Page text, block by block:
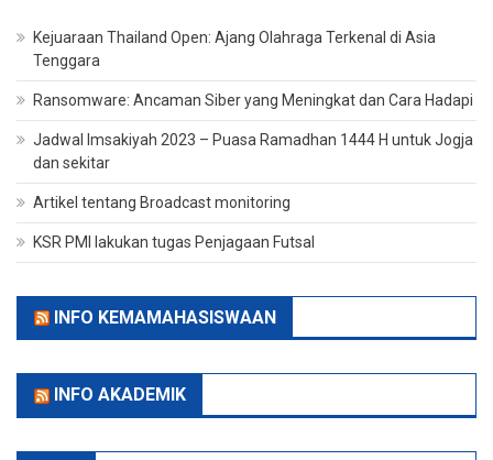
Kejuaraan Thailand Open: Ajang Olahraga Terkenal di Asia
Tenggara
Ransomware: Ancaman Siber yang Meningkat dan Cara Hadapi
Jadwal Imsakiyah 2023 – Puasa Ramadhan 1444 H untuk Jogja
dan sekitar
Artikel tentang Broadcast monitoring
KSR PMI lakukan tugas Penjagaan Futsal
INFO KEMAMAHASISWAAN
INFO AKADEMIK